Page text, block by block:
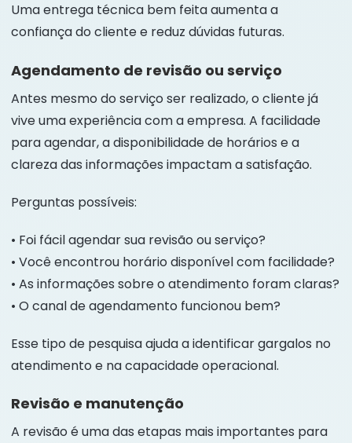
Uma entrega técnica bem feita aumenta a
confiança do cliente e reduz dúvidas futuras.
Agendamento de revisão ou serviço
Antes mesmo do serviço ser realizado, o cliente já
vive uma experiência com a empresa. A facilidade
para agendar, a disponibilidade de horários e a
clareza das informações impactam a satisfação.
Perguntas possíveis:
• Foi fácil agendar sua revisão ou serviço?
• Você encontrou horário disponível com facilidade?
• As informações sobre o atendimento foram claras?
• O canal de agendamento funcionou bem?
Esse tipo de pesquisa ajuda a identificar gargalos no
atendimento e na capacidade operacional.
Revisão e manutenção
A revisão é uma das etapas mais importantes para